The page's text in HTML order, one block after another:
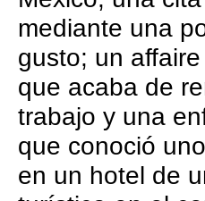
mediante una
gusto; un
que acaba de
trabajo y una
que conoció
en un hotel de